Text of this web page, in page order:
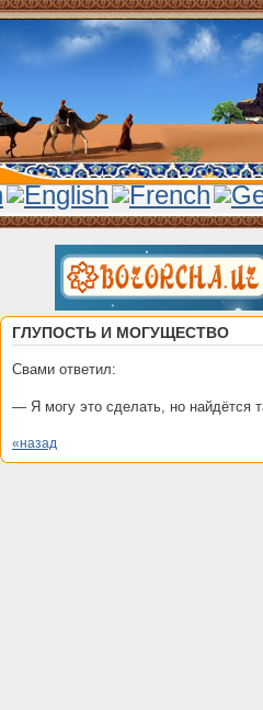
ГЛУПОСТЬ И МОГУЩЕСТВО
Свами ответил:
— Я могу это сделать, но найдётся
«назад